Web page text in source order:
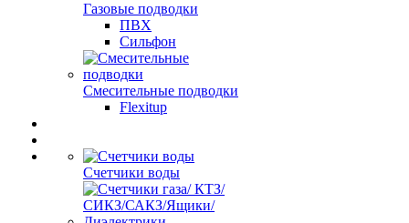
Газовые подводки
ПВХ
Сильфон
Смесительные подводки
Flexitup
Счетчики воды